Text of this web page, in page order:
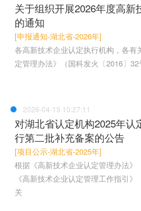
关于组织开展2026年度高
的通知
[申报通知-湖北省-2026年]
各高新技术企业认定执行机构，各有
定管理办法》（国科发火〔2016〕
2026-04-15 10:27:11
对湖北省认定机构2025年
行第二批补充备案的公告
[项目公示-湖北省-2025年]
根据《高新技术企业认定管理办法》
《高新技术企业认定管理工作指引
关